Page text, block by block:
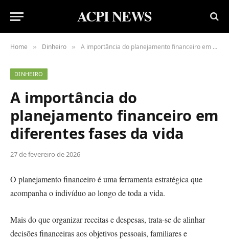
ACPI NEWS
Home » Dinheiro » A importância do planejamento financeiro em diferentes fases da vida
DINHEIRO
A importância do
planejamento financeiro em
diferentes fases da vida
27 de fevereiro de 2026
O planejamento financeiro é uma ferramenta estratégica que
acompanha o indivíduo ao longo de toda a vida.
Mais do que organizar receitas e despesas, trata-se de alinhar
decisões financeiras aos objetivos pessoais, familiares e